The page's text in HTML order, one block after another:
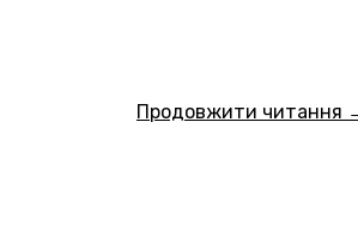
Продовжити читання